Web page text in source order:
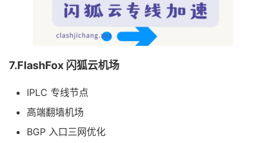
7.FlashFox 闪狐云机场
IPLC 专线节点
高端翻墙机场
BGP 入口三网优化